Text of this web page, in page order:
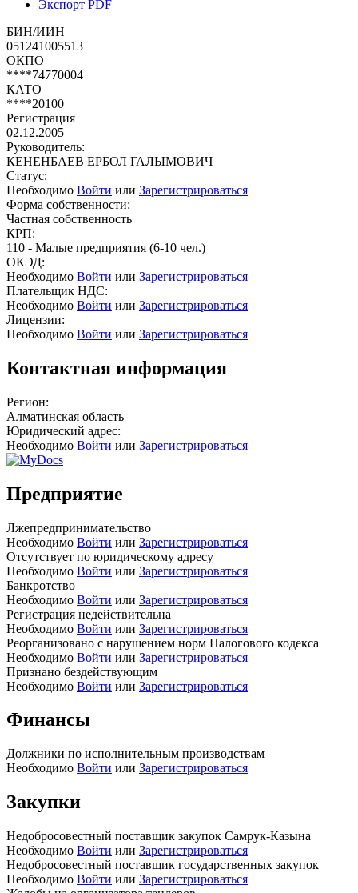
Экспорт PDF
БИН/ИИН
051241005513
ОКПО
****74770004
КАТО
****20100
Регистрация
02.12.2005
Руководитель:
КЕНЕНБАЕВ ЕРБОЛ ГАЛЫМОВИЧ
Статус:
Необходимо Войти или Зарегистрироваться
Форма собственности:
Частная собственность
КРП:
110 - Малые предприятия (6-10 чел.)
ОКЭД:
Необходимо Войти или Зарегистрироваться
Плательщик НДС:
Необходимо Войти или Зарегистрироваться
Лицензии:
Необходимо Войти или Зарегистрироваться
Контактная информация
Регион:
Алматинская область
Юридический адрес:
Необходимо Войти или Зарегистрироваться
Предприятие
Лжепредпринимательство
Необходимо Войти или Зарегистрироваться
Отсутствует по юридическому адресу
Необходимо Войти или Зарегистрироваться
Банкротство
Необходимо Войти или Зарегистрироваться
Регистрация недействительна
Необходимо Войти или Зарегистрироваться
Реорганизовано с нарушением норм Налогового кодекса
Необходимо Войти или Зарегистрироваться
Признано бездействующим
Необходимо Войти или Зарегистрироваться
Финансы
Должники по исполнительным производствам
Необходимо Войти или Зарегистрироваться
Закупки
Недобросовестный поставщик закупок Самрук-Казына
Необходимо Войти или Зарегистрироваться
Недобросовестный поставщик государственных закупок
Необходимо Войти или Зарегистрироваться